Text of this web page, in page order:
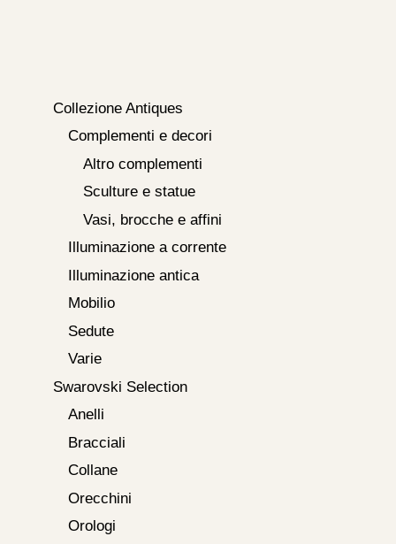
Collezione Antiques
Complementi e decori
Altro complementi
Sculture e statue
Vasi, brocche e affini
Illuminazione a corrente
Illuminazione antica
Mobilio
Sedute
Varie
Swarovski Selection
Anelli
Bracciali
Collane
Orecchini
Orologi